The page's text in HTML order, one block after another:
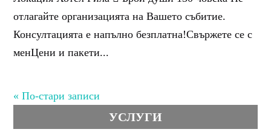
отлагайте организацията на Вашето събитие.
Консултацията е напълно безплатна!Свържете се с
менЦени и пакети...
« По-стари записи
УСЛУГИ